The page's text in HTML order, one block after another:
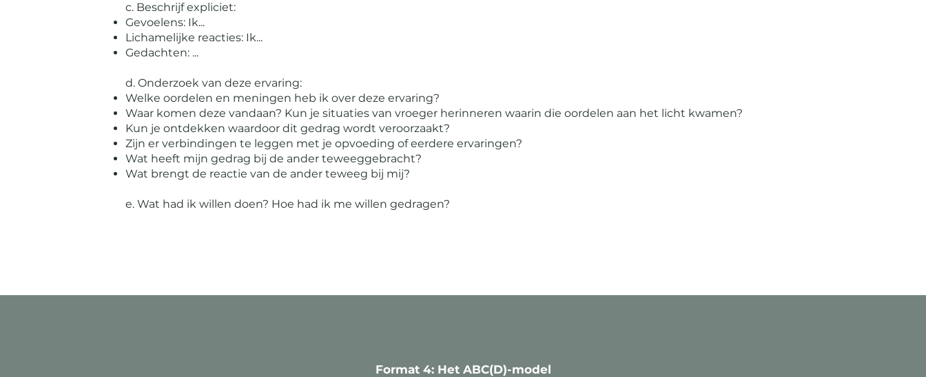
c. Beschrijf expliciet:
Gevoelens: Ik...
Lichamelijke reacties: Ik...
Gedachten: ...
d. Onderzoek van deze ervaring:
Welke oordelen en meningen heb ik over deze ervaring?
Waar komen deze vandaan? Kun je situaties van vroeger herinneren waarin die oordelen aan het licht kwamen?
Kun je ontdekken waardoor dit gedrag wordt veroorzaakt?
Zijn er verbindingen te leggen met je opvoeding of eerdere ervaringen?
Wat heeft mijn gedrag bij de ander teweeggebracht?
Wat brengt de reactie van de ander teweeg bij mij?
e. Wat had ik willen doen? Hoe had ik me willen gedragen?
Format 4: Het ABC(D)-model